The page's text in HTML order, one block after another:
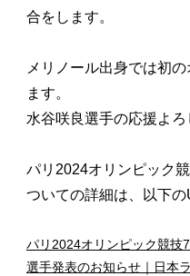
合をします。
メリノール出身では初
ます。
水谷咲良選手の応援よろ
パリ2024オリンピック
ついての詳細は、以下の
パリ2024オリンピック競技
選手発表のお知らせ｜日本